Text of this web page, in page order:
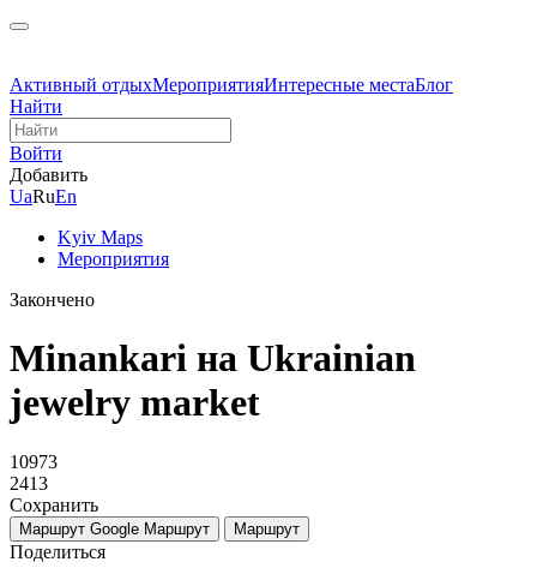
Активный отдыхМероприятияИнтересные местаБлог
Найти
Войти
Добавить
UaRuEn
Kyiv Maps
Мероприятия
Закончено
Minankari на Ukrainian
jewelry market
10973
2413
Сохранить
Маршрут Google Маршрут Маршрут
Поделиться